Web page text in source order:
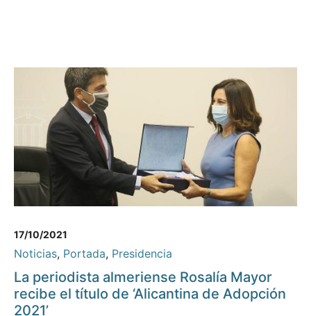
17/10/2021
Noticias, Portada, Presidencia
La periodista almeriense Rosalía Mayor
recibe el título de ‘Alicantina de Adopción
2021’